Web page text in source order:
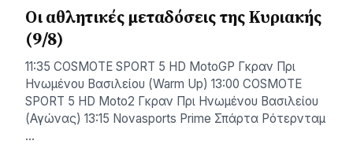
Οι αθλητικές μεταδόσεις της Κυριακής
(9/8)
11:35 COSMOTE SPORT 5 HD MotoGP Γκραν Πρι
Ηνωμένου Βασιλείου (Warm Up) 13:00 COSMOTE
SPORT 5 HD Moto2 Γκραν Πρι Ηνωμένου Βασιλείου
(Αγώνας) 13:15 Novasports Prime Σπάρτα Ρότερνταμ
…